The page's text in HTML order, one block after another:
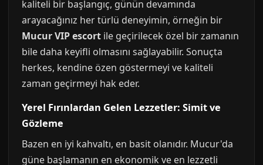
kaliteli bir başlangıç, günün devamında
arayacağınız her türlü deneyimin, örneğin bir
Mucur VIP escort ile geçirilecek özel bir zamanın
bile daha keyifli olmasını sağlayabilir. Sonuçta
herkes, kendine özen göstermeyi ve kaliteli
zaman geçirmeyi hak eder.
Yerel Fırınlardan Gelen Lezzetler: Simit ve
Gözleme
Bazen en iyi kahvaltı, en basit olanıdır. Mucur'da
güne başlamanın en ekonomik ve en lezzetli